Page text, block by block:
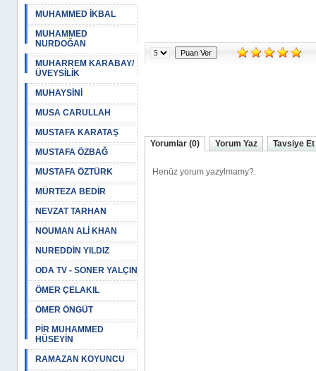
MUHAMMED İKBAL
MUHAMMED
NURDOĞAN
MUHARREM KARABAY/
ÜVEYSİLİK
MUHAYSİNİ
MUSA CARULLAH
MUSTAFA KARATAŞ
MUSTAFA ÖZBAĞ
MUSTAFA ÖZTÜRK
MÜRTEZA BEDİR
NEVZAT TARHAN
NOUMAN ALİ KHAN
NUREDDİN YILDIZ
ODA TV - SONER YALÇIN
ÖMER ÇELAKIL
ÖMER ÖNGÜT
PİR MUHAMMED
HÜSEYİN
RAMAZAN KOYUNCU
Yorumlar (0) Yorum Yaz Tavsiye Et